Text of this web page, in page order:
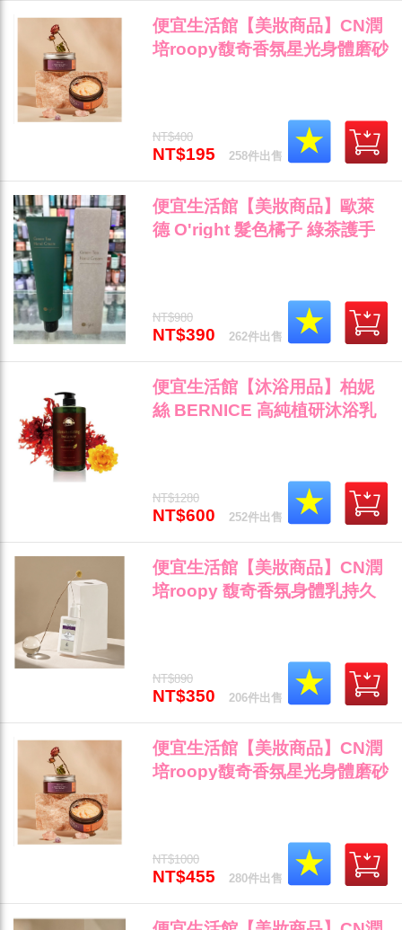
便宜生活館【美妝商品】CN潤
培roopy馥奇香氛星光身體磨砂
NT$400
NT$195 258件出售
便宜生活館【美妝商品】歐萊
德 O'right 髮色橘子 綠茶護手
NT$980
NT$390 262件出售
便宜生活館【沐浴用品】柏妮
絲 BERNICE 高純植研沐浴乳
NT$1280
NT$600 252件出售
便宜生活館【美妝商品】CN潤
培roopy 馥奇香氛身體乳持久
NT$890
NT$350 206件出售
便宜生活館【美妝商品】CN潤
培roopy馥奇香氛星光身體磨砂
NT$1000
NT$455 280件出售